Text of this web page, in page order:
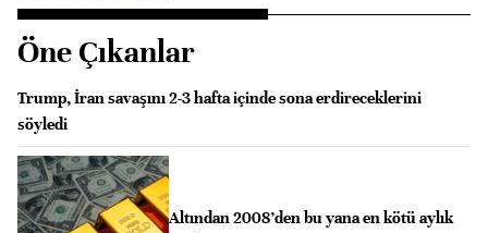
Öne Çıkanlar
Trump, İran savaşını 2-3 hafta içinde sona erdireceklerini
söyledi
Altından 2008’den bu yana en kötü aylık